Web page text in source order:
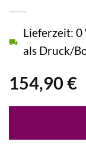
154,90 €
Lieferzeit: 0
als Druck/